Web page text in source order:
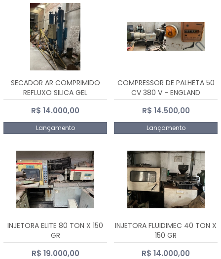
SECADOR AR COMPRIMIDO
REFLUXO SILICA GEL
R$ 14.000,00
Lançamento
COMPRESSOR DE PALHETA 50
CV 380 V - ENGLAND
R$ 14.500,00
Lançamento
INJETORA ELITE 80 TON X 150
GR
R$ 19.000,00
INJETORA FLUIDIMEC 40 TON X
150 GR
R$ 14.000,00